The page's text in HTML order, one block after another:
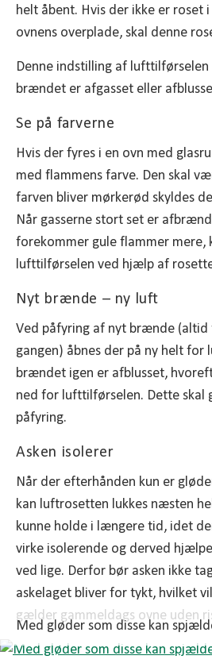
helt åbent. Hvis der ikke er roset i
ovnens overplade, skal denne
Denne indstilling af lufttilførselen
brændet er afgasset eller
Se på farverne
Hvis der fyres i en ovn med
med flammens farve. Den skal
farven bliver mørkerød skyldes
Når gasserne stort set er
forekommer gule flammer mere,
lufttilførselen ved hjælp af
Nyt brænde – ny luft
Ved påfyring af nyt brænde (altid
gangen) åbnes der på ny helt for
brændet igen er afblusset,
ned for lufttilførselen. Dette skal
påfyring.
Asken isolerer
Når der efterhånden kun er
kan luftrosetten lukkes næsten
kunne holde i længere tid, idet
virke isolerende og derved
ved lige. Derfor bør asken ikke
askelaget bliver for tykt, hvilket
gælder gammeldags ovne uden
Med gløder som disse kan